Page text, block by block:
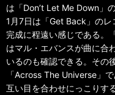
は「Don’t Let Me Down」
1月7日は「Get Back」の
完成に程遠い感じである。
はマル・エバンスが曲に合
いるのも確認できる。その
「Across The Universe」
互い目を合わせにっこりす